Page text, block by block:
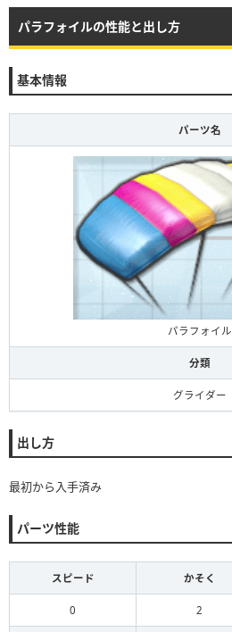
パラフォイルの性能と出し方
基本情報
パーツ名
パラフォイル
分類
グライダー
出し方
最初から入手済み
パーツ性能
スピード かそく
0 2